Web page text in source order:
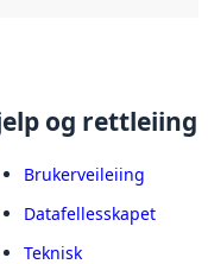
og rettleiing
Brukerveileiing
Datafellesskapet
Teknisk